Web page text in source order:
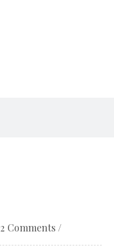
2 Comments /